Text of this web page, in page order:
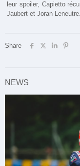
leur spoiler, Capietto
Jaubert et Joran Leneutre.
Share
NEWS